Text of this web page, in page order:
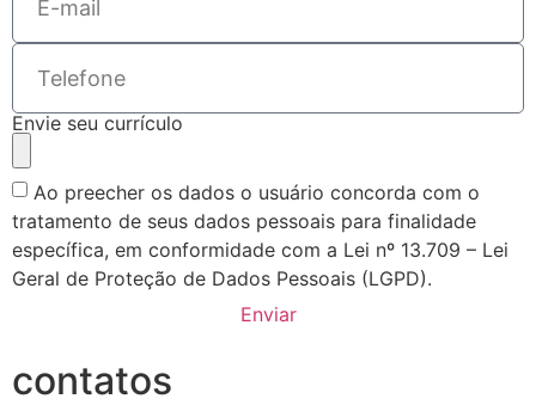
Envie seu currículo
Ao preecher os dados o usuário concorda com o
tratamento de seus dados pessoais para finalidade
específica, em conformidade com a Lei nº 13.709 – Lei
Geral de Proteção de Dados Pessoais (LGPD).
Enviar
contatos